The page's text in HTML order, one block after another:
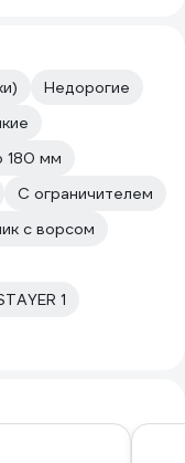
Недорогие
180 мм
С ограничителем
с ворсом
1